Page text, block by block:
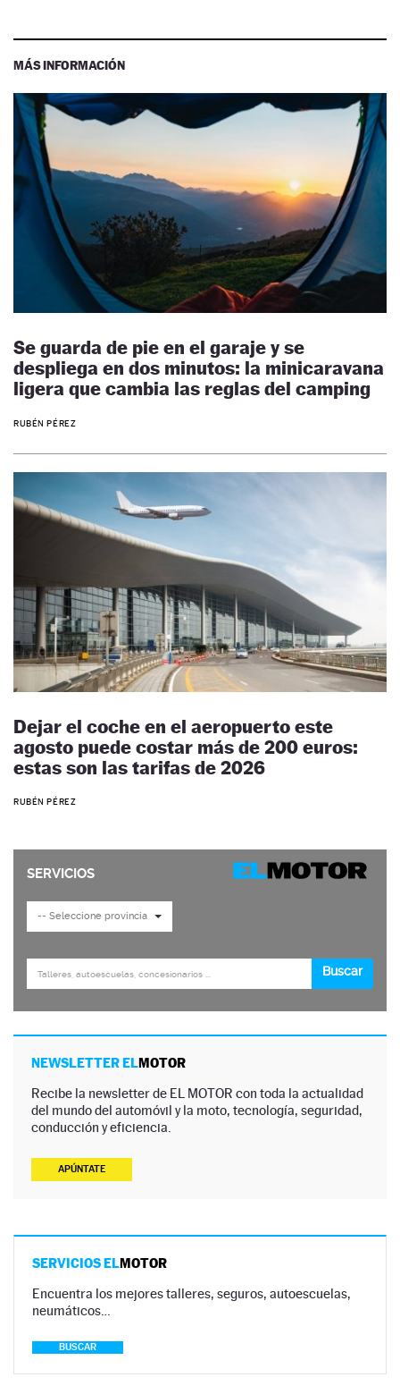
MÁS INFORMACIÓN
Se guarda de pie en el garaje y se
despliega en dos minutos: la minicaravana
ligera que cambia las reglas del camping
RUBÉN PÉREZ
Dejar el coche en el aeropuerto este
agosto puede costar más de 200 euros:
estas son las tarifas de 2026
RUBÉN PÉREZ
NEWSLETTER ELMOTOR
Recibe la newsletter de EL MOTOR con toda la actualidad
del mundo del automóvil y la moto, tecnología, seguridad,
conducción y eficiencia.
APÚNTATE
SERVICIOS ELMOTOR
Encuentra los mejores talleres, seguros, autoescuelas,
neumáticos…
BUSCAR